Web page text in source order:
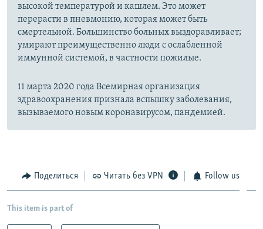
высокой температурой и кашлем. Это может
перерасти в пневмонию, которая может быть
смертельной. Большинство больных выздоравливает;
умирают преимущественно люди с ослабленной
иммунной системой, в частности пожилые.
11 марта 2020 года Всемирная организация
здравоохранения признала вспышку заболевания,
вызываемого новым коронавирусом, пандемией.
Поделиться Читать без VPN Follow us
This item is part of